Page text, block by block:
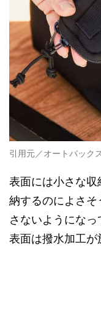
引用元／オートバック
表面には小さな収
納するのによさそ
さないようになっ
表面は撥水加工が